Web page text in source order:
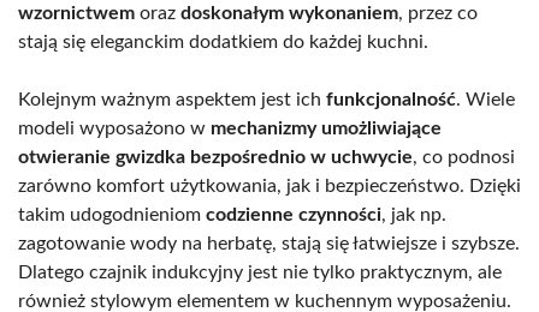
wzornictwem oraz doskonałym wykonaniem, przez co
stają się eleganckim dodatkiem do każdej kuchni.
Kolejnym ważnym aspektem jest ich funkcjonalność. Wiele
modeli wyposażono w mechanizmy umożliwiające
otwieranie gwizdka bezpośrednio w uchwycie, co podnosi
zarówno komfort użytkowania, jak i bezpieczeństwo. Dzięki
takim udogodnieniom codzienne czynności, jak np.
zagotowanie wody na herbatę, stają się łatwiejsze i szybsze.
Dlatego czajnik indukcyjny jest nie tylko praktycznym, ale
również stylowym elementem w kuchennym wyposażeniu.